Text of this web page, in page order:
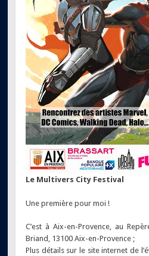
Le Multivers City Festival
Une première pour moi !
C’est à Aix-en-Provence, au
Briand, 13100 Aix-en-Provence ;
Plus détails sur le site internet de